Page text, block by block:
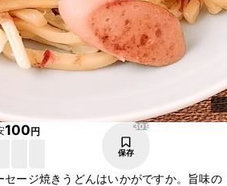
100円 309
保存
ージ焼きうどんはいかがですか。旨味の